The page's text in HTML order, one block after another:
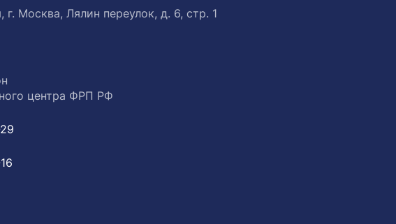
г. Москва, Лялин переулок, д. 6, стр. 1
центра ФРП РФ